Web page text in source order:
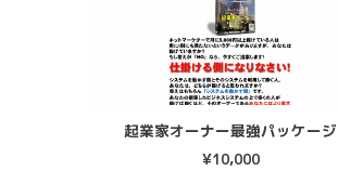
起業家オーナー最強パッケージ
¥10,000